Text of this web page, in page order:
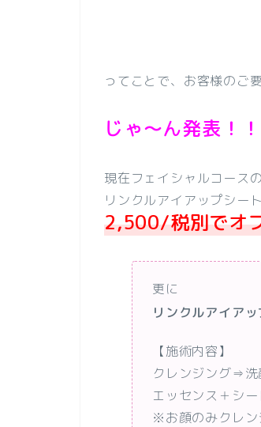
ってことで、お客様のご
じゃ～ん発表！！
現在フェイシャルコース
リンクルアイアップシー
2,500/税別でオ
更に
リンクルアイア
【施術内容】
クレンジング⇒
エッセンス＋シ
※お顔のみクレン